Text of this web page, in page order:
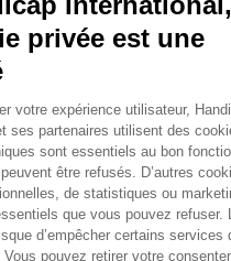
en 2024, 604.716
d’appareillage et d’activités
votre générosité.
Lire notre rapport